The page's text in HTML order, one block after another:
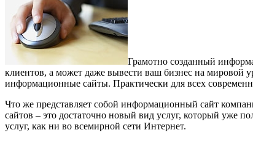
Грамотно созданный
клиентов, а может даже вывести ваш бизнес на мировой
информационные сайты. Практически для всех
Что же представляет собой информационный сайт
сайтов – это достаточно новый вид услуг, который уже
услуг, как ни во всемирной сети Интернет.